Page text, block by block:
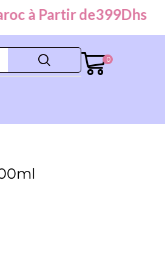
à Partir de399Dhs
0